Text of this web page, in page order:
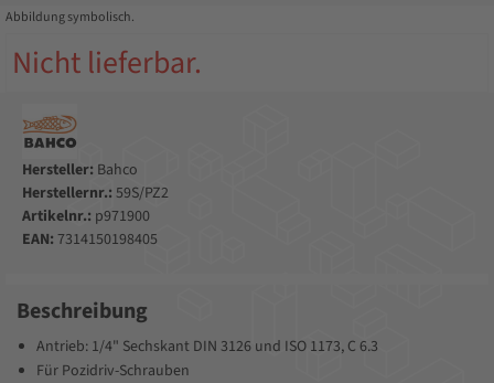
Abbildung symbolisch.
Nicht lieferbar.
Hersteller: Bahco
Herstellernr.: 59S/PZ2
Artikelnr.: p971900
EAN: 7314150198405
Beschreibung
Antrieb: 1/4" Sechskant DIN 3126 und ISO 1173, C 6.3
Für Pozidriv-Schrauben